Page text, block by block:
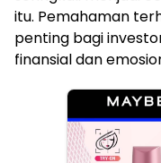
itu. Pemahaman
penting bagi
finansial dan